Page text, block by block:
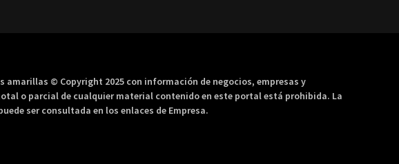
© Copyright 2025 con información de negocios, empresas y
o parcial de cualquier material contenido en este portal está prohibida. La
ser consultada en los enlaces de Empresa.